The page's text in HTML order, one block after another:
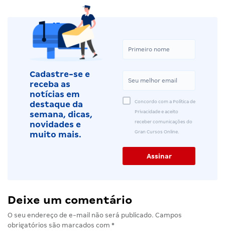
Cadastre-se e
receba as
notícias em
destaque da
semana, dicas,
novidades e
muito mais.
Concordo com a Política de
Privacidade e aceito
receber comunicações do
Gran Cursos Online.
Deixe um comentário
O seu endereço de e-mail não será publicado. Campos
obrigatórios são marcados com *